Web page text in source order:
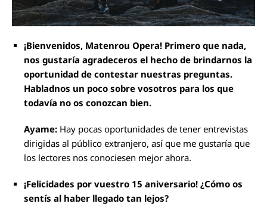
¡Bienvenidos, Matenrou Opera! Primero que nada,
nos gustaría agradeceros el hecho de brindarnos la
oportunidad de contestar nuestras preguntas.
Habladnos un poco sobre vosotros para los que
todavía no os conozcan bien.
Ayame: Hay pocas oportunidades de tener entrevistas
dirigidas al público extranjero, así que me gustaría que
los lectores nos conociesen mejor ahora.
¡Felicidades por vuestro 15 aniversario! ¿Cómo os
sentís al haber llegado tan lejos?